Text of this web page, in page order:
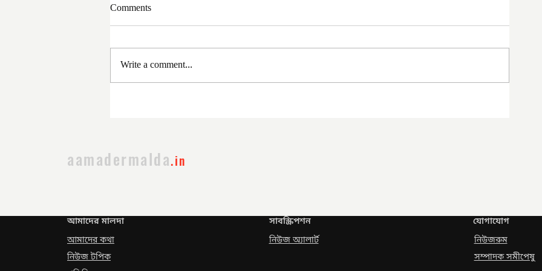
Comments
Write a comment...
aamadermalda.in
আমাদের মালদা
আমাদের কথা
নিউজ টপিক
সাবস্ক্রিপশন
নিউজ অ্যালার্ট
যোগাযোগ
নিউজরুম
সম্পাদক সমীপেষু